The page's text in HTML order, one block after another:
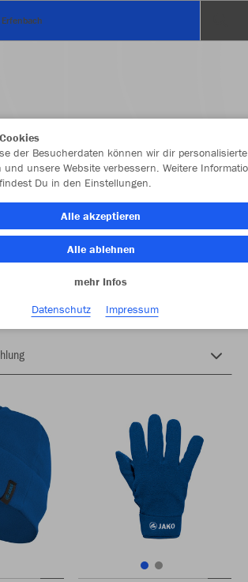
im Teamshop SG
/ Erfenbach
der Besucherdaten können wir dir personalisierte
und unsere Website verbessern. Weitere
Du in den Einstellungen.
Alle akzeptieren
Alle ablehnen
mehr Infos
Datenschutz
Impressum